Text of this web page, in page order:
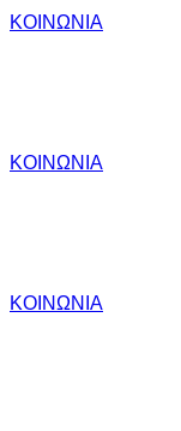
ΚΟΙΝΩΝΙΑ
ΚΟΙΝΩΝΙΑ
ΚΟΙΝΩΝΙΑ